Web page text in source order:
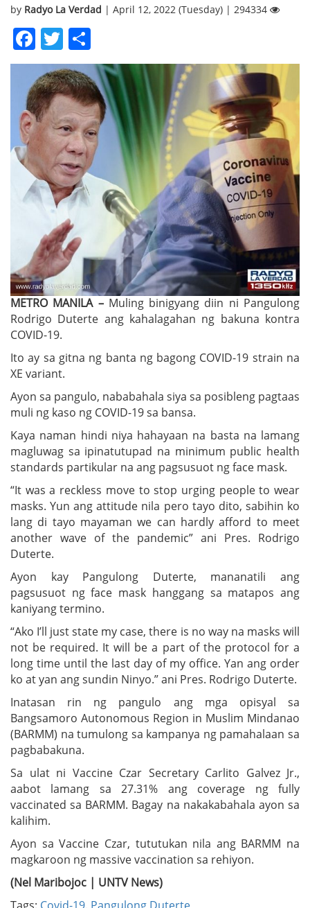
by Radyo La Verdad | April 12, 2022 (Tuesday) | 294334
Facebook
Twitter
METRO MANILA – Muling binigyang diin ni Pangulong
Rodrigo Duterte ang kahalagahan ng bakuna kontra
COVID-19.
Ito ay sa gitna ng banta ng bagong COVID-19 strain na
XE variant.
Ayon sa pangulo, nababahala siya sa posibleng pagtaas
muli ng kaso ng COVID-19 sa bansa.
Kaya naman hindi niya hahayaan na basta na lamang
magluwag sa ipinatutupad na minimum public health
standards partikular na ang pagsusuot ng face mask.
“It was a reckless move to stop urging people to wear
masks. Yun ang attitude nila pero tayo dito, sabihin ko
lang di tayo mayaman we can hardly afford to meet
another wave of the pandemic” ani Pres. Rodrigo
Duterte.
Ayon kay Pangulong Duterte, mananatili ang
pagsusuot ng face mask hanggang sa matapos ang
kaniyang termino.
“Ako I’ll just state my case, there is no way na masks will
not be required. It will be a part of the protocol for a
long time until the last day of my office. Yan ang order
ko at yan ang sundin Ninyo.” ani Pres. Rodrigo Duterte.
Inatasan rin ng pangulo ang mga opisyal sa
Bangsamoro Autonomous Region in Muslim Mindanao
(BARMM) na tumulong sa kampanya ng pamahalaan sa
pagbabakuna.
Sa ulat ni Vaccine Czar Secretary Carlito Galvez Jr.,
aabot lamang sa 27.31% ang coverage ng fully
vaccinated sa BARMM. Bagay na nakakabahala ayon sa
kalihim.
Ayon sa Vaccine Czar, tututukan nila ang BARMM na
magkaroon ng massive vaccination sa rehiyon.
(Nel Maribojoc | UNTV News)